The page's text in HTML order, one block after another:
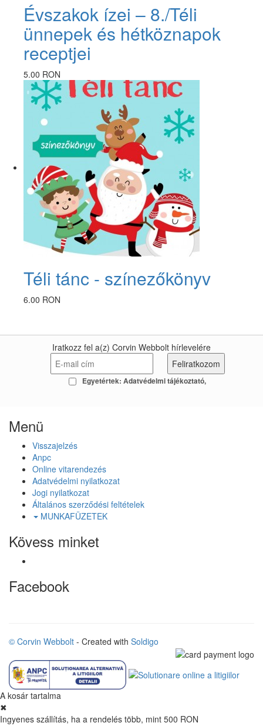
Évszakok ízei – 8./Téli
ünnepek és hétköznapok
receptjei
5.00 RON
Téli tánc - színezőkönyv
6.00 RON
Iratkozz fel a(z) Corvin Webbolt hírlevelére
Egyetértek: Adatvédelmi tájékoztató
Menü
Visszajelzés
Anpc
Online vitarendezés
Adatvédelmi nyilatkozat
Jogi nyilatkozat
Általános szerződési feltételek
MUNKAFÜZETEK
Kövess minket
Facebook
© Corvin Webbolt - Created with Soldigo
A kosár tartalma
✖
Ingyenes szállítás, ha a rendelés több, mint 500 RON